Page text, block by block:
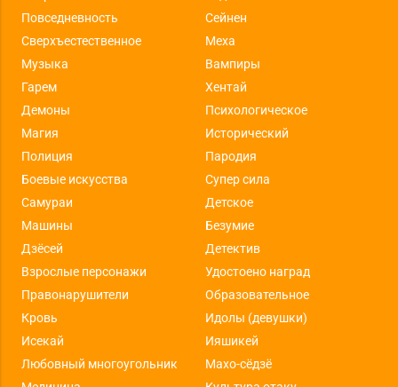
Повседневность
Сейнен
Сверхъестественное
Меха
Музыка
Вампиры
Гарем
Хентай
Демоны
Психологическое
Магия
Исторический
Полиция
Пародия
Боевые искусства
Супер сила
Самураи
Детское
Машины
Безумие
Дзёсей
Детектив
Взрослые персонажи
Удостоено наград
Правонарушители
Образовательное
Кровь
Идолы (девушки)
Исекай
Ияшикей
Любовный многоугольник
Махо-сёдзё